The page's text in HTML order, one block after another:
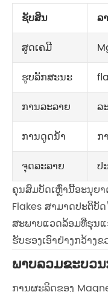
ຊັບສິນ
ລ
ສູດເຄມີ
ຮູບລັກສະນະ
ການລະລາຍ
ລ
ການດູດນໍ້າ
ກ
ຈຸດລະລາຍ
ປ
ຄຸນສົມບັດເຫຼົ່ານີ້ອະນຸຍ
Flakes ສາມາດປະຕິບັ
ສະພາບແວດລ້ອມທີ່ຮຸນ
ຮັບຮອງເອົາຢ່າງກວ້າງຂ
ພາບລວມຂະບວ
ການຜະລິດຂອງ